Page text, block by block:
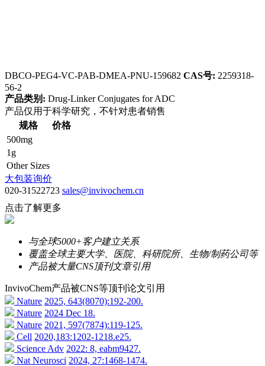
DBCO-PEG4-VC-PAB-DMEA-PNU-159682 CAS号: 2259318-
56-2
产品类别: Drug-Linker Conjugates for ADC
产品仅用于科学研究，不针对患者销售
规格
价格
500mg
1g
Other Sizes
大包装询价
020-31522723 sales@invivochem.cn
点击了解更多
与全球5000+客户建立关系
覆盖全球主要大学、医院、科研院所、生物/制药公司等
产品被大量CNS顶刊文章引用
InvivoChem产品被CNS等顶刊论文引用
Nature 2025, 643(8070):192-200.
Nature 2024 Dec 18.
Nature 2021, 597(7874):119-125.
Cell 2020,183:1202-1218.e25.
Science Adv 2022: 8, eabm9427.
Nat Neurosci 2024, 27:1468-1474.